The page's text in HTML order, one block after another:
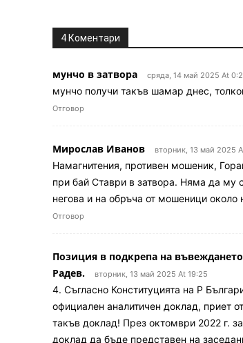
4 Коментари
мунчо в затвора сряда, 14 май 2025 At
мунчо получи такъв шамар днес,
Отговор
Мирослав Иванов вторник, 13 май 2025
Намагнитения, противен мошеник,
при бай Ставри в затвора. Няма да му
негова и на обръча от мошеници
Отговор
Позиция в подкрепа на
Радев.
вторник, 13 май 2025 At 19:25
4. Съгласно Конституцията на Р
официален аналитичен доклад, приет
такъв доклад! През октомври 2022 г.
доклад да бъде представен на